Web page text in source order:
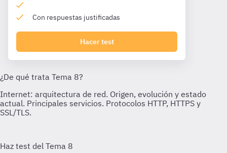
Con respuestas justificadas
Hacer test